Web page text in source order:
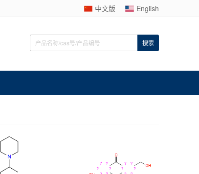
中文版 English